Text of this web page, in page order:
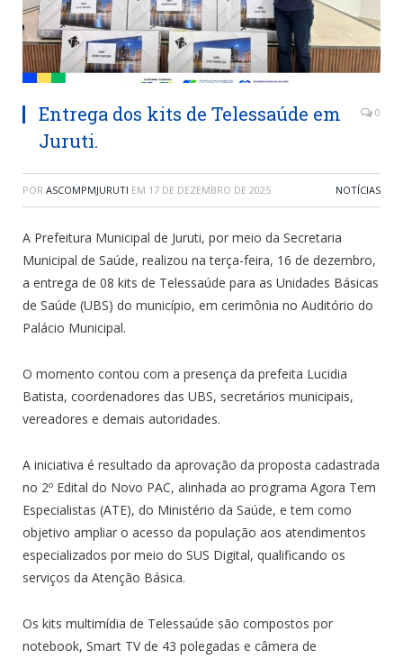
Entrega dos kits de Telessaúde em
Juruti.
0
POR ASCOMPMJURUTI EM 17 DE DEZEMBRO DE 2025 NOTÍCIAS
A Prefeitura Municipal de Juruti, por meio da Secretaria
Municipal de Saúde, realizou na terça-feira, 16 de dezembro,
a entrega de 08 kits de Telessaúde para as Unidades Básicas
de Saúde (UBS) do município, em cerimônia no Auditório do
Palácio Municipal.
O momento contou com a presença da prefeita Lucidia
Batista, coordenadores das UBS, secretários municipais,
vereadores e demais autoridades.
A iniciativa é resultado da aprovação da proposta cadastrada
no 2º Edital do Novo PAC, alinhada ao programa Agora Tem
Especialistas (ATE), do Ministério da Saúde, e tem como
objetivo ampliar o acesso da população aos atendimentos
especializados por meio do SUS Digital, qualificando os
serviços da Atenção Básica.
Os kits multimídia de Telessaúde são compostos por
notebook, Smart TV de 43 polegadas e câmera de